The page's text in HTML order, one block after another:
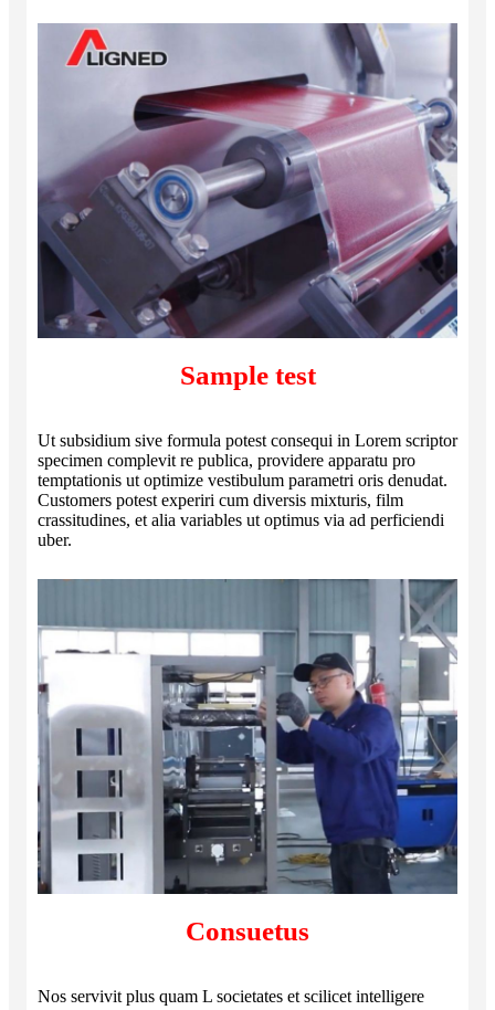
Sample test
Ut subsidium sive formula potest consequi in Lorem scriptor
specimen complevit re publica, providere apparatu pro
temptationis ut optimize vestibulum parametri oris denudat.
Customers potest experiri cum diversis mixturis, film
crassitudines, et alia variables ut optimus via ad perficiendi
uber.
Consuetus
Nos servivit plus quam L societates et scilicet intelligere